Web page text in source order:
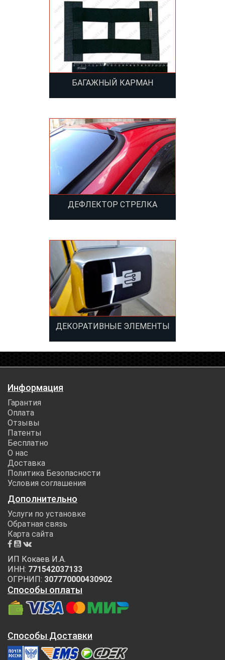
БАГАЖНЫЙ КАРМАН
ДЕФЛЕКТОР СТРЕЛКА
ДЕКОРАТИВНЫЕ ЭЛЕМЕНТЫ
Информация
Гарантия
Оплата
Отзывы
Патенты
Бесплатно
О нас
Доставка
Политика Безопасности
Условия соглашения
Дополнительно
Услуги по установке
Обратная связь
Карта сайта
ИП Кокаев И.А.
ИНН: 771542037133
ОГРНИП: 307770000430902
Способы оплаты
Способы Доставки